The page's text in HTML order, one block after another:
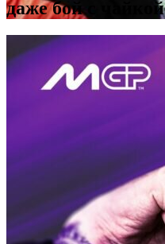
даже бой с чайкой